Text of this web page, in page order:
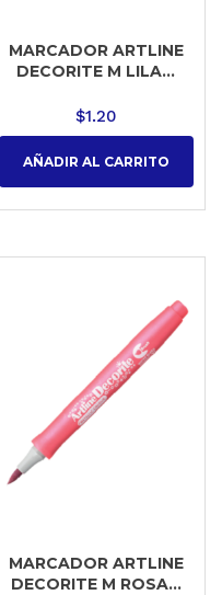
MARCADOR ARTLINE
DECORITE M LILA...
$1.20
AÑADIR AL CARRITO
MARCADOR ARTLINE
DECORITE M ROSA...